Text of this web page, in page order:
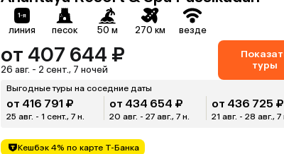
линия песок 50 м 270 км везде
от 407 644 ₽
26 авг. - 2 сент., 7 ночей
туры
Выгодные туры на соседние даты
от 416 791 ₽
25 авг. - 1 сент., 7 н.
от 434 654 ₽
20 авг. - 27 авг., 7 н.
от 436 725 ₽
21 авг. - 28 авг., 7
Кешбэк 4% по карте Т-Банка